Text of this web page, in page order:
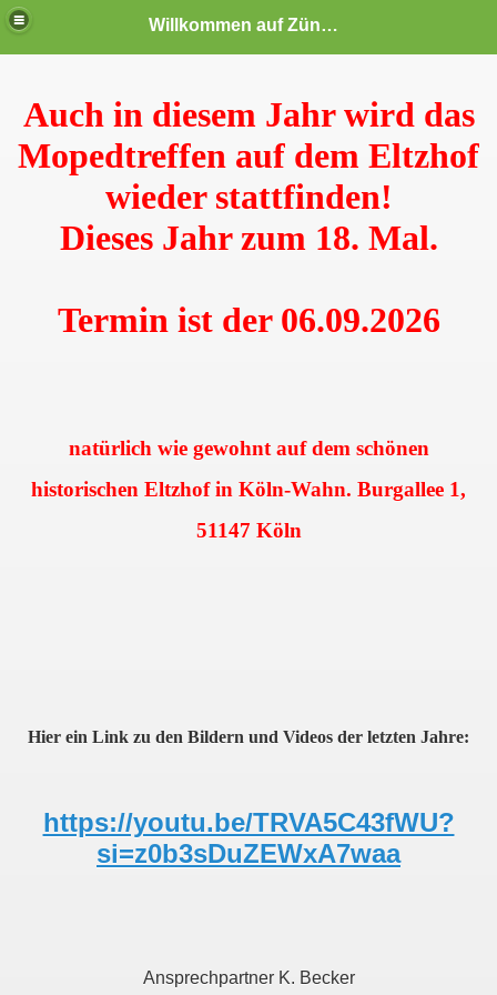
Willkommen auf Zündapp-Colonia
Auch in diesem Jahr wird das
Mopedtreffen auf dem Eltzhof
wieder stattfinden!
Dieses Jahr zum 18. Mal.
Termin ist der 06.09.2026
natürlich wie gewohnt auf dem schönen
historischen Eltzhof in Köln-Wahn. Burgallee 1,
51147 Köln
Hier ein Link zu den Bildern und Videos der letzten Jahre:
https://youtu.be/TRVA5C43fWU?
si=z0b3sDuZEWxA7waa
Ansprechpartner K. Becker
Seite setzen!